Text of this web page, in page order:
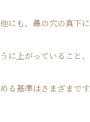
他にも、鼻の穴の真下
うに上がっていること
める基準はさまざまです